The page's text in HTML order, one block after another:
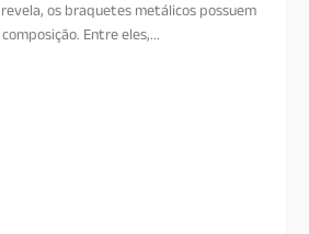
os braquetes metálicos possuem
Entre eles,...